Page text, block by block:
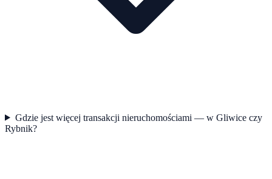
Gdzie jest więcej transakcji nieruchomościami — w Gliwice czy
Rybnik?